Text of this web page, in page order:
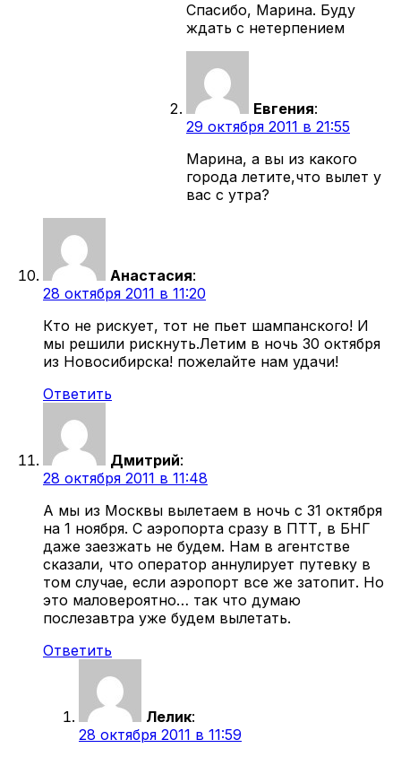
Спасибо, Марина. Буду
ждать с нетерпением
Евгения:
29 октября 2011 в 21:55
Марина, а вы из какого
города летите,что вылет у
вас с утра?
Анастасия:
28 октября 2011 в 11:20
Кто не рискует, тот не пьет шампанского! И
мы решили рискнуть.Летим в ночь 30 октября
из Новосибирска! пожелайте нам удачи!
Ответить
Дмитрий:
28 октября 2011 в 11:48
А мы из Москвы вылетаем в ночь с 31 октября
на 1 ноября. С аэропорта сразу в ПТТ, в БНГ
даже заезжать не будем. Нам в агентстве
сказали, что оператор аннулирует путевку в
том случае, если аэропорт все же затопит. Но
это маловероятно… так что думаю
послезавтра уже будем вылетать.
Ответить
Лелик:
28 октября 2011 в 11:59